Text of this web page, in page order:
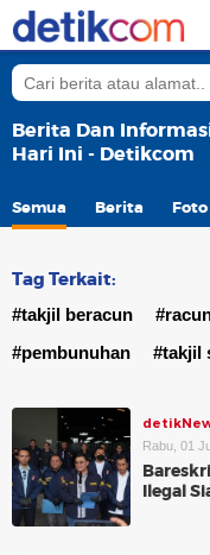
Berita Dan
Hari Ini - Detikcom
Semua Berita Foto
Tag Terkait:
#takjil beracun
#pembunuhan
#takjil
Rabu, 01
Ilegal